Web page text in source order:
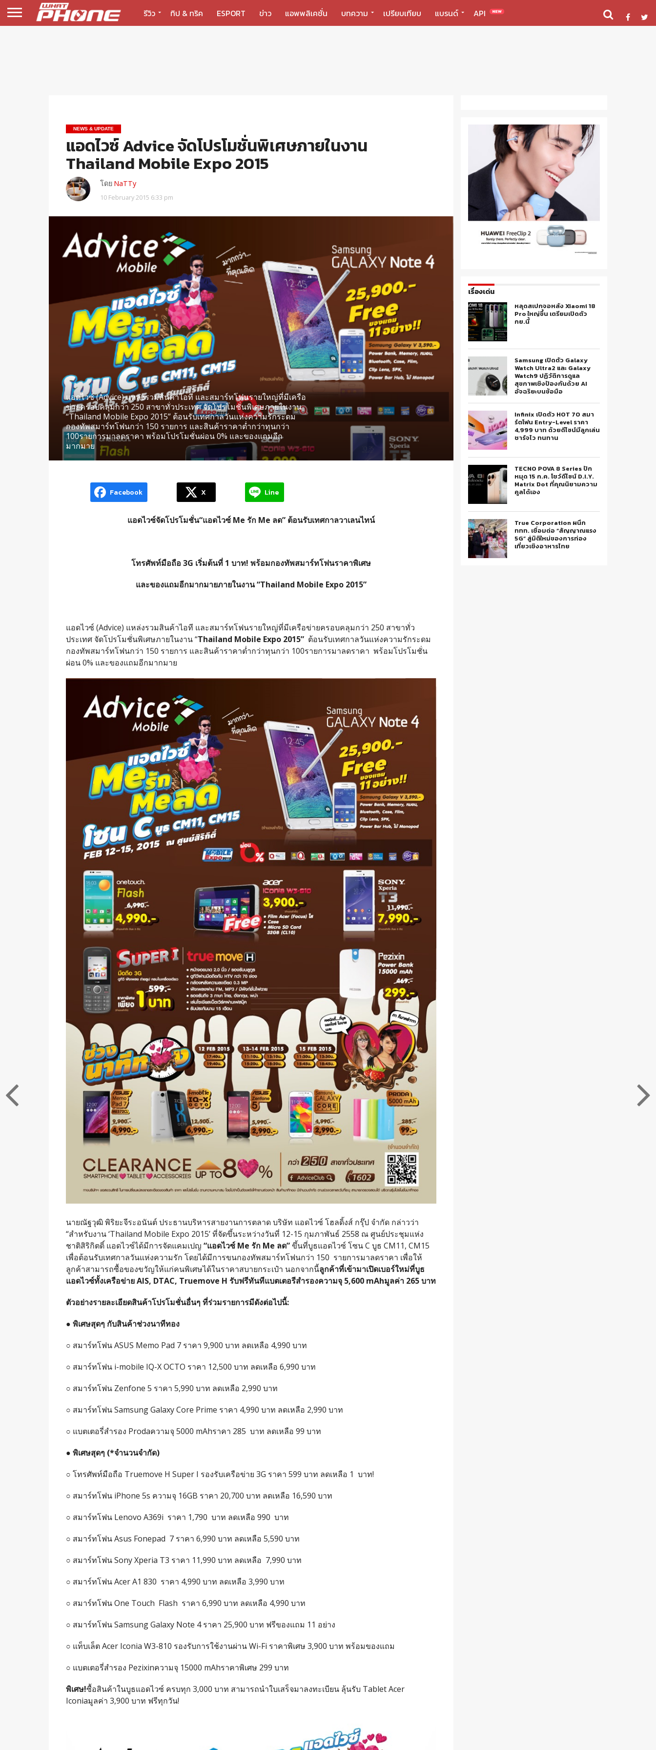
รีวิว ทิป & ทริค ESPORT ข่าว แอพพลิเคชั่น บทความ เปรียบเทียบ แบรนด์ API NEW
NEWS & UPDATE
แอดไวซ์ Advice จัดโปรโมชั่นพิเศษภายในงาน
Thailand Mobile Expo 2015
โดย NaTTy
10 February 2015 6:33 pm
แอดไวซ์ (Advice) แหล่งรวมสินค้าไอที และสมาร์ทโฟนรายใหญ่ที่มีเครือ
ข่ายครอบคลุมกว่า 250 สาขาทั่วประเทศ จัดโปรโมชั่นพิเศษภายในงาน
“Thailand Mobile Expo 2015” ต้อนรับเทศกาลวันแห่งความรักระดม
กองทัพสมาร์ทโฟนกว่า 150 รายการ และสินค้าราคาต่ำกว่าทุนกว่า
100รายการมาลดราคา พร้อมโปรโมชั่นผ่อน 0% และของแถมอีก
มากมาย
Facebook X Line
แอดไวซ์จัดโปรโมชั่น“แอดไวซ์ Me รัก Me ลด” ต้อนรับเทศกาลวาเลนไทน์
โทรศัพท์มือถือ 3G เริ่มต้นที่ 1 บาท! พร้อมกองทัพสมาร์ทโฟนราคาพิเศษ
และของแถมอีกมากมายภายในงาน “Thailand Mobile Expo 2015”
แอดไวซ์ (Advice) แหล่งรวมสินค้าไอที และสมาร์ทโฟนรายใหญ่ที่มีเครือข่ายครอบคลุมกว่า 250 สาขาทั่ว
ประเทศ จัดโปรโมชั่นพิเศษภายในงาน “Thailand Mobile Expo 2015” ต้อนรับเทศกาลวันแห่งความรักระดม
กองทัพสมาร์ทโฟนกว่า 150 รายการ และสินค้าราคาต่ำกว่าทุนกว่า 100รายการมาลดราคา พร้อมโปรโมชั่น
ผ่อน 0% และของแถมอีกมากมาย
นายณัฐวุฒิ พิริยะจีระอนันต์ ประธานบริหารสายงานการตลาด บริษัท แอดไวซ์ โฮลดิ้งส์ กรุ๊ป จำกัด กล่าวว่า
“สำหรับงาน ‘Thailand Mobile Expo 2015’ ที่จัดขึ้นระหว่างวันที่ 12-15 กุมภาพันธ์ 2558 ณ ศูนย์ประชุมแห่ง
ชาติสิริกิตติ์ แอดไวซ์ได้มีการจัดแคมเปญ “แอดไวซ์ Me รัก Me ลด”ขึ้นที่บูธแอดไวซ์ โซน C บูธ CM11, CM15
เพื่อต้อนรับเทศกาลวันแห่งความรัก โดยได้มีการขนกองทัพสมาร์ทโฟนกว่า 150 รายการมาลดราคา เพื่อให้
ลูกค้าสามารถซื้อของขวัญให้แก่คนพิเศษได้ในราคาสบายกระเป๋า นอกจากนี้ลูกค้าที่เข้ามาเปิดเบอร์ใหม่ที่บูธ
แอดไวซ์ทั้งเครือข่ายAIS, DTAC, Truemove H รับฟรีทันทีแบตเตอรีสำรองความจุ 5,600 mAhมูลค่า 265 บาท
ตัวอย่างรายละเอียดสินค้าโปรโมชั่นอื่นๆ ที่ร่วมรายการมีดังต่อไปนี้:
● พิเศษสุดๆ กับสินค้าช่วงนาทีทอง
○ สมาร์ทโฟน ASUS Memo Pad 7 ราคา 9,900 บาท ลดเหลือ 4,990 บาท
○ สมาร์ทโฟน i-mobile IQ-X OCTO ราคา 12,500 บาท ลดเหลือ 6,990 บาท
○ สมาร์ทโฟน Zenfone 5 ราคา 5,990 บาท ลดเหลือ 2,990 บาท
○ สมาร์ทโฟน Samsung Galaxy Core Prime ราคา 4,990 บาท ลดเหลือ 2,990 บาท
○ แบตเตอรี่สำรอง Prodaความจุ 5000 mAhราคา 285 บาท ลดเหลือ 99 บาท
● พิเศษสุดๆ (*จำนวนจำกัด)
○ โทรศัพท์มือถือ Truemove H Super I รองรับเครือข่าย 3G ราคา 599 บาท ลดเหลือ 1 บาท!
○ สมาร์ทโฟน iPhone 5s ความจุ 16GB ราคา 20,700 บาท ลดเหลือ 16,590 บาท
○ สมาร์ทโฟน Lenovo A369i ราคา 1,790 บาท ลดเหลือ 990 บาท
○ สมาร์ทโฟน Asus Fonepad 7 ราคา 6,990 บาท ลดเหลือ 5,590 บาท
○ สมาร์ทโฟน Sony Xperia T3 ราคา 11,990 บาท ลดเหลือ 7,990 บาท
○ สมาร์ทโฟน Acer A1 830 ราคา 4,990 บาท ลดเหลือ 3,990 บาท
○ สมาร์ทโฟน One Touch Flash ราคา 6,990 บาท ลดเหลือ 4,990 บาท
○ สมาร์ทโฟน Samsung Galaxy Note 4 ราคา 25,900 บาท ฟรีของแถม 11 อย่าง
○ แท็บเล็ต Acer Iconia W3-810 รองรับการใช้งานผ่าน Wi-Fi ราคาพิเศษ 3,900 บาท พร้อมของแถม
○ แบตเตอรี่สำรอง Pezixinความจุ 15000 mAhราคาพิเศษ 299 บาท
พิเศษ!ซื้อสินค้าในบูธแอดไวซ์ ครบทุก 3,000 บาท สามารถนำใบเสร็จมาลงทะเบียน ลุ้นรับ Tablet Acer
Iconiaมูลค่า 3,900 บาท ฟรีทุกวัน!
เรื่องเด่น
หลุดสเปกจอหลัง Xiaomi 18
Pro ใหญ่ขึ้น เตรียมเปิดตัว
กย.นี้
Samsung เปิดตัว Galaxy
Watch Ultra2 และ Galaxy
Watch9 ปฏิวัติการดูแล
สุขภาพเชิงป้องกันด้วย AI
อัจฉริยะบนข้อมือ
Infinix เปิดตัว HOT 70 สมา
ร์ตโฟน Entry-Level ราคา
4,999 บาท ด้วยดีไซน์มีลูกเล่น
ชาร์จไว ทนทาน
TECNO POVA 8 Series ปัก
หมุด 15 ก.ค. โชว์ดีไซน์ D.I.Y.
Matrix Dot ที่คุณนิยามความ
คูลได้เอง
True Corporation ผนึก
ททท. เชื่อมต่อ “สัญญาณแรง
5G” สู่มิติใหม่ของการท่อง
เที่ยวเชิงอาหารไทย